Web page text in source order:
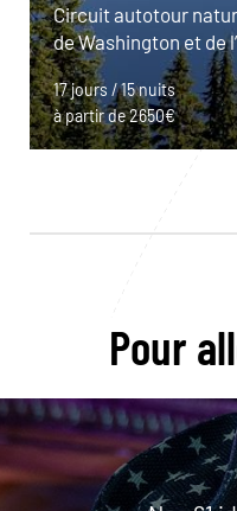
Circuit autotour
de Washington et de
17 jours / 15 nuits
à partir de 2650€
Pour